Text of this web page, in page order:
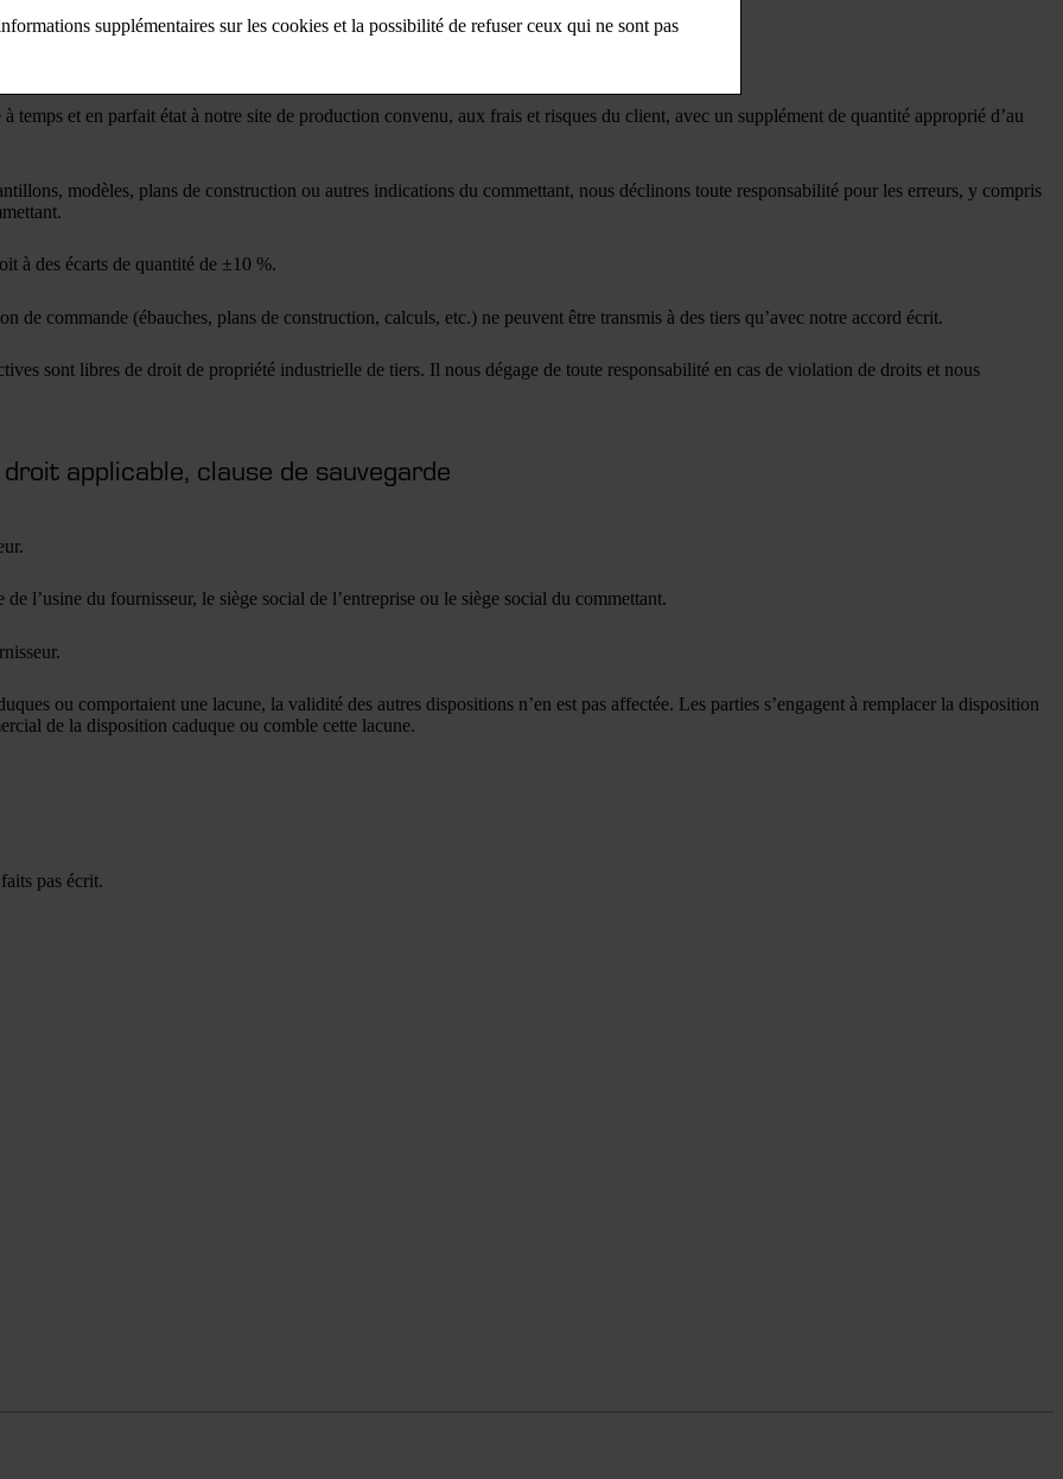
supplémentaires sur les cookies et la possibilité de refuser ceux qui ne sont pas
droits de propriété industrielle
temps et en parfait état à notre site de production convenu, aux frais et risques du client, avec un supplément de quantité approprié d’au
modèles, plans de construction ou autres indications du commettant, nous déclinons toute responsabilité pour les erreurs, y compris
à des écarts de quantité de ±10 %.
de commande (ébauches, plans de construction, calculs, etc.) ne peuvent être transmis à des tiers qu’avec notre accord écrit.
sont libres de droit de propriété industrielle de tiers. Il nous dégage de toute responsabilité en cas de violation de droits et nous
applicable, clause de sauvegarde
l’usine du fournisseur, le siège social de l’entreprise ou le siège social du commettant.
ou comportaient une lacune, la validité des autres dispositions n’en est pas affectée. Les parties s’engagent à remplacer la disposition
de la disposition caduque ou comble cette lacune.
pas écrit.